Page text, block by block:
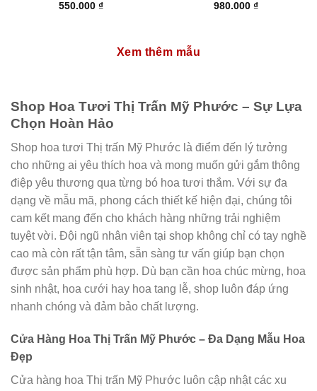
550.000 ₫
980.000 ₫
Xem thêm mẫu
Shop Hoa Tươi Thị Trấn Mỹ Phước – Sự Lựa
Chọn Hoàn Hảo
Shop hoa tươi Thị trấn Mỹ Phước là điểm đến lý tưởng
cho những ai yêu thích hoa và mong muốn gửi gắm thông
điệp yêu thương qua từng bó hoa tươi thắm. Với sự đa
dạng về mẫu mã, phong cách thiết kế hiện đại, chúng tôi
cam kết mang đến cho khách hàng những trải nghiệm
tuyệt vời. Đội ngũ nhân viên tại shop không chỉ có tay nghề
cao mà còn rất tận tâm, sẵn sàng tư vấn giúp bạn chọn
được sản phẩm phù hợp. Dù bạn cần hoa chúc mừng, hoa
sinh nhật, hoa cưới hay hoa tang lễ, shop luôn đáp ứng
nhanh chóng và đảm bảo chất lượng.
Cửa Hàng Hoa Thị Trấn Mỹ Phước – Đa Dạng Mẫu Hoa
Đẹp
Cửa hàng hoa Thị trấn Mỹ Phước luôn cập nhật các xu